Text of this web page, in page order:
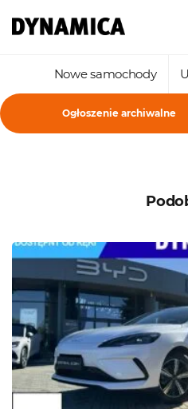
Nowe samochody
Ogłoszenie archiwalne